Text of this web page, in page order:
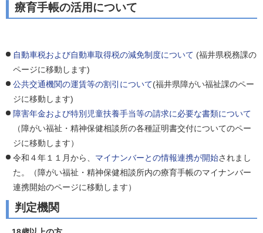
療育手帳の活用について
自動車税および自動車取得税の減免制度について (福井県税務課の
ページに移動します)
公共交通機関の運賃等の割引について(福井県障がい福祉課のペー
ジに移動します)
障害年金および特別児童扶養手当等の請求に必要な書類について
（障がい福祉・精神保健相談所の各種証明書交付についてのペー
ジに移動します）
令和４年１１月から、 マイナンバーとの情報連携が開始されまし
た。（障がい福祉・精神保健相談所内の療育手帳のマイナンバー
連携開始のページに移動します）
判定機関